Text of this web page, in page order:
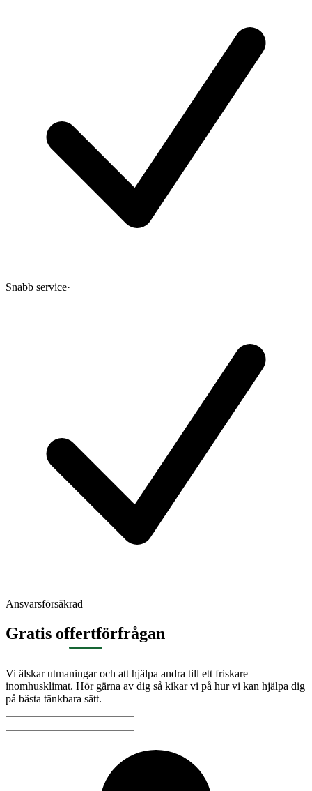
Snabb service·
Ansvarsförsäkrad
Gratis offertförfrågan
Vi älskar utmaningar och att hjälpa andra till ett friskare
inomhusklimat. Hör gärna av dig så kikar vi på hur vi kan hjälpa dig
på bästa tänkbara sätt.